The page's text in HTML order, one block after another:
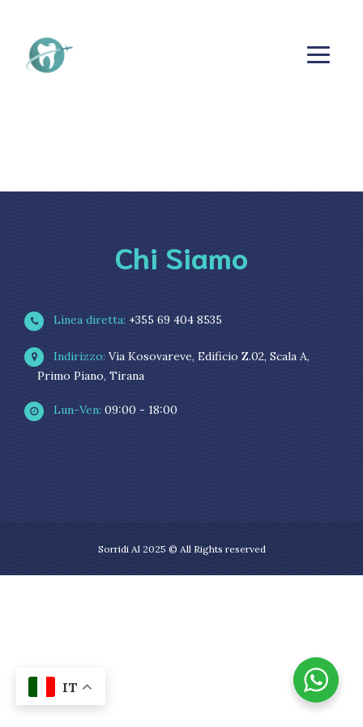
Chi Siamo
Linea diretta: +355 69 404 8535
Indirizzo: Via Kosovareve, Edificio Z.02, Scala A,
Primo Piano, Tirana
Lun-Ven: 09:00 - 18:00
Sorridi Al 2025 © All Rights reserved
IT